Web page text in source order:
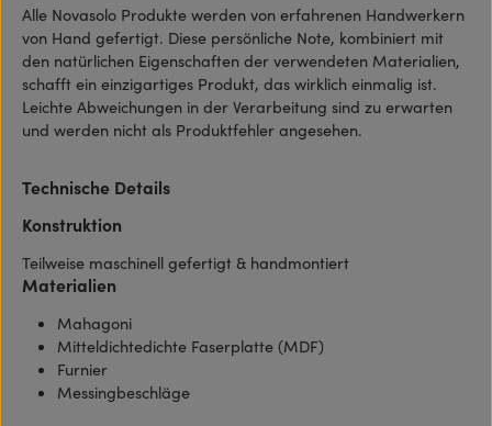
Alle Novasolo Produkte werden von erfahrenen Handwerkern
von Hand gefertigt. Diese persönliche Note, kombiniert mit
den natürlichen Eigenschaften der verwendeten Materialien,
schafft ein einzigartiges Produkt, das wirklich einmalig ist.
Leichte Abweichungen in der Verarbeitung sind zu erwarten
und werden nicht als Produktfehler angesehen.
Technische Details
Konstruktion
Teilweise maschinell gefertigt & handmontiert
Materialien
Mahagoni
Mitteldichtedichte Faserplatte (MDF)
Furnier
Messingbeschläge